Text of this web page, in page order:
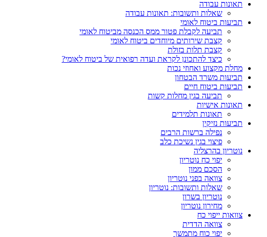
תאונות עבודה
שאלות ותשובות: תאונות עבודה
תביעות ביטוח לאומי
תביעה לקבלת פטור ממס הכנסה מביטוח לאומי
קצבת שירותים מיוחדים ביטוח לאומי
קצבת תלות בזולת
כיצד להתכונן לקראת ועדה רפואית של ביטוח לאומי?
מחלת מקצוע ואחוזי נכות
תביעות משרד הבטחון
תביעות ביטוח חיים
תביעה בגין מחלות קשות
תאונות אישיות
תאונות תלמידים
תביעות נזיקין
נפילה ברשות הרבים
פיצוי בגין נשיכת כלב
נוטריון בהרצליה
יפוי כח נוטריון
הסכם ממון
צוואה בפני נוטריון
שאלות ותשובות: נוטריון
נוטריון בשרון
מחירון נוטריון
צוואות ייפוי כח
צוואה הדדית
יפוי כוח מתמשך